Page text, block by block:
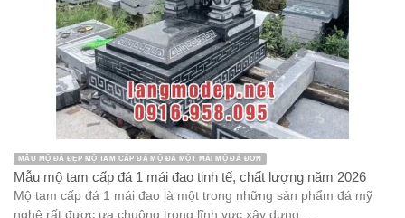
MẪU MỘ ĐÁ ĐẸP MỘ TAM CẤP ĐÁ MỘ ĐÁ MỘT MÁI MỘ ĐÁ ĐƠN
Mẫu mộ tam cấp đá 1 mái đao tinh tế, chất lượng năm 2026
Mộ tam cấp đá 1 mái đao là một trong những sản phẩm đá mỹ
nghệ rất được ưa chuộng trong lĩnh vực xây dựng ...